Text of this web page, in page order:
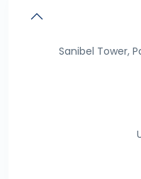
Sanibel Tower,